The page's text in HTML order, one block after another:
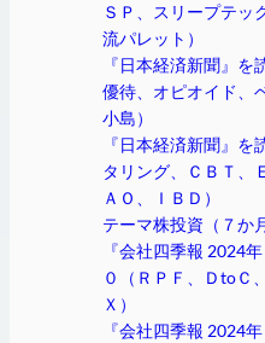
ＳＰ、スリープテッ
流パレット）
『日本経済新聞』を
優待、オピオイド、
小島）
『日本経済新聞』を
タリング、ＣＢＴ、
ＡＯ、ＩＢＤ）
テーマ株投資（７か月
『会社四季報 2024
０（ＲＰＦ、ＤtoＣ
Ｘ）
『会社四季報 2024